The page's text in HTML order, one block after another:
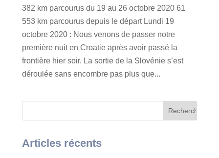
382 km parcourus du 19 au 26 octobre 2020 61
553 km parcourus depuis le départ Lundi 19
octobre 2020 : Nous venons de passer notre
première nuit en Croatie après avoir passé la
frontière hier soir. La sortie de la Slovénie s’est
déroulée sans encombre pas plus que...
Articles récents